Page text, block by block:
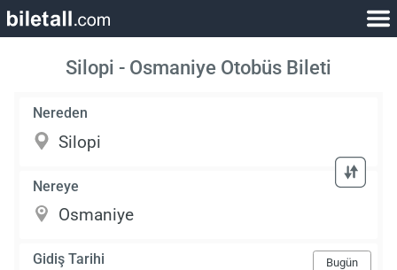
Silopi - Osmaniye Otobüs Bileti
Nereden
Nereye
Gidiş Tarihi Bugün